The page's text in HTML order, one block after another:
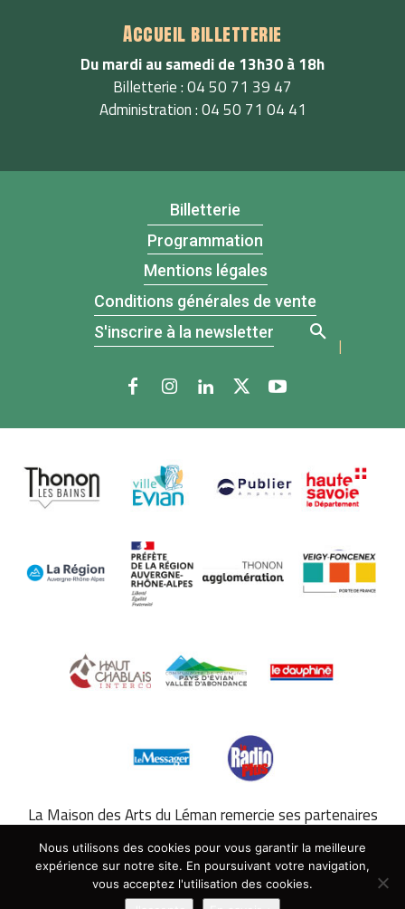
Accueil billetterie
Du mardi au samedi de 13h30 à 18h
Billetterie : 04 50 71 39 47
Administration : 04 50 71 04 41
Billetterie
Programmation
Mentions légales
Conditions générales de vente
S'inscrire à la newsletter
|
La Maison des Arts du Léman remercie ses partenaires
hôteliers. À Évian-les-Bains :
Hôtel de France
Thonon-les-Bains :Ibis Thonon Centre,À l’ombre des
Marronniers,l’Arc en Ciel.
Nous utilisons des cookies pour vous garantir la meilleure
expérience sur notre site. En poursuivant votre navigation,
vous acceptez l'utilisation des cookies.